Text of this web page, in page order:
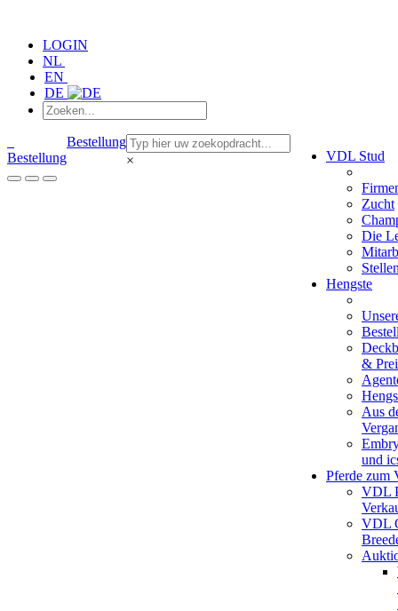
LOGIN
NL
EN
DE
Bestellung
Bestellung
×
VDL Stud
Zucht
Die
Hengste
&
Aus
und
Pferde zum
VDL
VDL